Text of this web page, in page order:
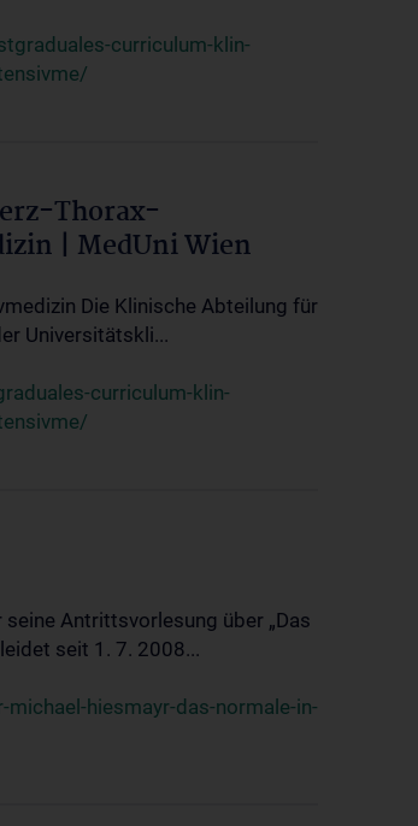
curriculum-klin-
Thorax-
| MedUni Wien
Die Klinische Abteilung für
Universitätskli...
curriculum-klin-
Antrittsvorlesung über „Das
seit 1. 7. 2008...
hiesmayr-das-normale-in-